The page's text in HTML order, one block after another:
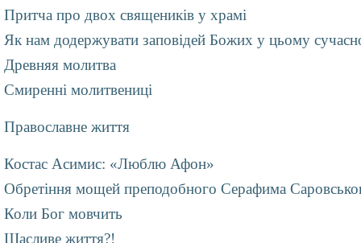
Притча про двох священиків у храмі
Як нам додержувати заповідей Божих у цьому
Древняя молитва
Смиренні молитвениці
Православне життя
Костас Асимис: «Люблю Афон»
Обретіння мощей преподобного Серафима
Коли Бог мовчить
Щасливе життя?!